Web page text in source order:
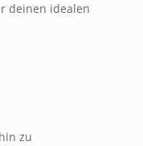
deinen idealen
zu